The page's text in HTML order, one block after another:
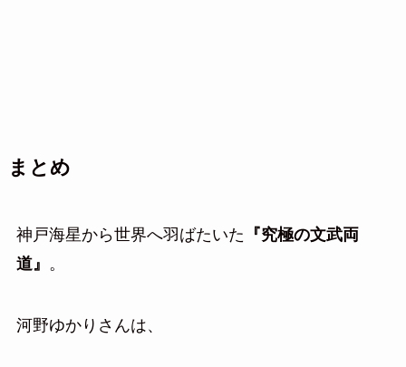
まとめ
神戸海星から世界へ羽ばたいた 『究極の文武両
道』 。
河野ゆかりさんは、